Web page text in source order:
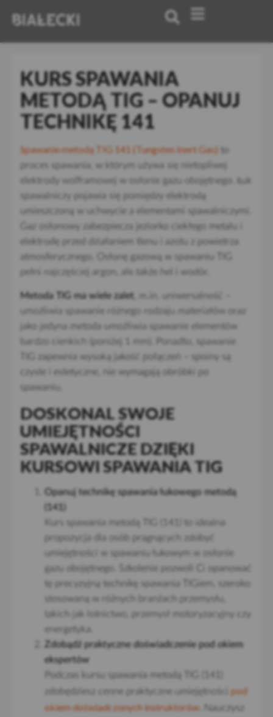
KURS SPAWANIA
METODĄ TIG – OPANUJ
TECHNIKĘ 141
Spawanie metodą TIG 141 (Tungsten Inert Gas)
proces spawania, w którym używa się nietopliwej
elektrody wolframowej w osłonie gazu obojętnego. Łuk
spawalniczy pojawia się pomiędzy elektrodą
umieszczoną w uchwycie a elementami spawalniczymi.
Gaz osłonowy zabezpiecza jeziorko ciekłego metalu i
elektrodę przed działaniem tlenu i azotu z powietrza
atmosferycznego. Osłonę gazową w spawaniu TIG
pełni najczęściej argon, ale także hel i wodór.
Metoda TIG ma wiele zalet
, m.in. uniwersalność –
umożliwia spawanie różnego rodzaju materiałów oraz
jako jedyna metoda umożliwia spawanie elementów
bardzo cienkich (poniżej 1 mm). Ponadto, spawanie
TIG zapewnia wysoką jakość połączeń – spoiny są
czyste i estetyczne, nie wymagają obróbki po
spawaniu.
DOSKONAL SWOJE
UMIEJĘTNOŚCI
SPAWALNICZE DZIĘKI
KURSOWI SPAWANIA TIG
Opanuj technikę spawania łukowego metodą
(141)
Kurs spawania metodą TIG (141) to idealna
propozycja dla osób pragnących zdobyć
umiejętności w spawaniu łukowym w osłonie
gazu obojętnego. Szkolenie pozwoli Ci opanować
tę precyzyjną technikę spawania TIGiem, szeroko
stosowaną w różnych branżach przemysłu,
takich jak lotnictwo, przemysł motoryzacyjny czy
energetyka.
Zdobądź praktyczne doświadczenie pod okiem
ekspertów
Podczas kursu spawania metodą TIG (141)
zdobędziesz cenne praktyczne umiejętności pod
okiem doświadczonych instruktorów . Nauczysz